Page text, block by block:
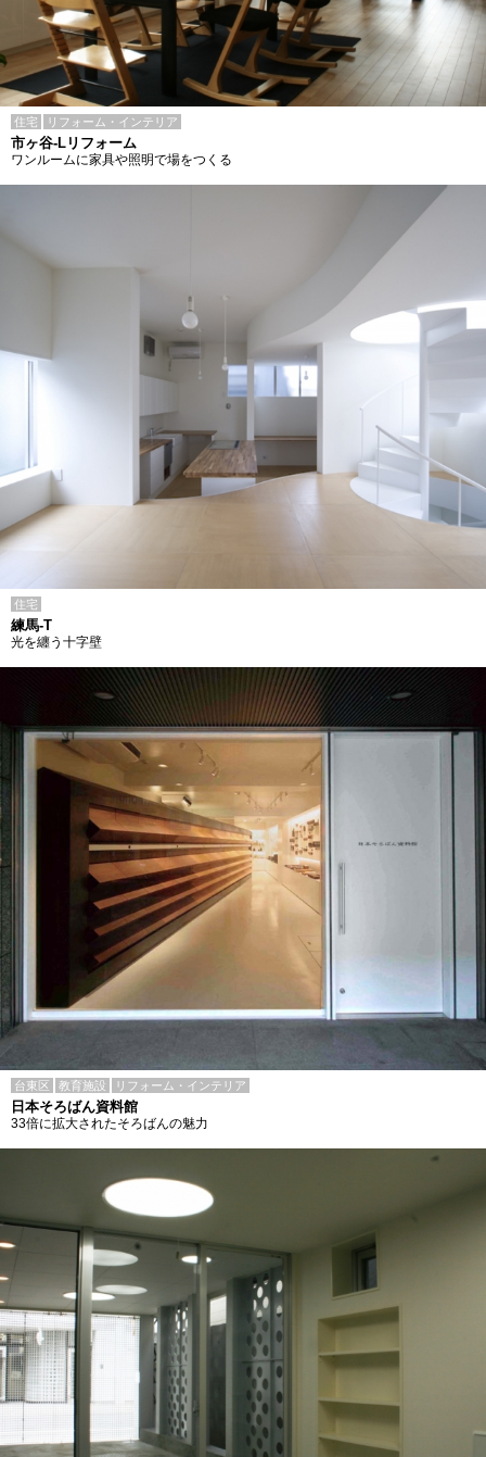
住宅 リフォーム・インテリア
市ヶ谷-Lリフォーム
ワンルームに家具や照明で場をつくる
住宅
練馬-T
光を纏う十字壁
台東区 教育施設 リフォーム・インテリア
日本そろばん資料館
33倍に拡大されたそろばんの魅力